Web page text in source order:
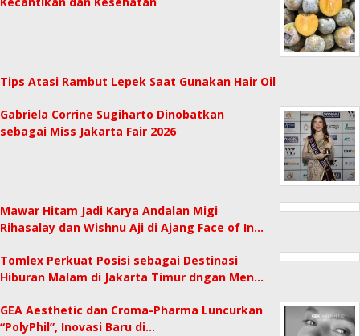
Tips Atasi Rambut Lepek Saat Gunakan Hair Oil
Gabriela Corrine Sugiharto Dinobatkan
sebagai Miss Jakarta Fair 2026
Mawar Hitam Jadi Karya Andalan Migi
Rihasalay dan Wishnu Aji di Ajang Face of In…
Tomlex Perkuat Posisi sebagai Destinasi
Hiburan Malam di Jakarta Timur dngan Men…
GEA Aesthetic dan Croma-Pharma Luncurkan
“PolyPhil”, Inovasi Baru di…